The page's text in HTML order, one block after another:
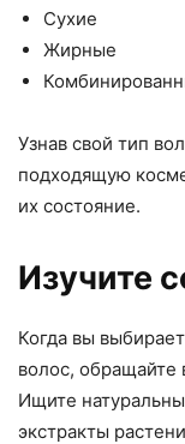
Сухие
Жирные
Узнав свой тип
подходящую
их состояние.
Изучите
Когда вы
волос, обращайте
Ищите
экстракты